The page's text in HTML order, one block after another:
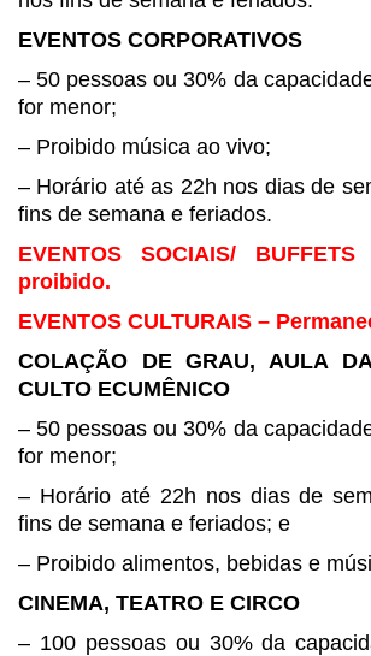
EVENTOS CORPORATIVOS
– 50 pessoas ou 30% da
for menor;
– Proibido música ao vivo;
– Horário até as 22h nos dias de
fins de semana e feriados.
EVENTOS SOCIAIS/ BUFFETS
proibido.
EVENTOS CULTURAIS –
COLAÇÃO DE GRAU, AULA DA
CULTO ECUMÊNICO
– 50 pessoas ou 30% da
for menor;
– Horário até 22h nos dias de
fins de semana e feriados; e
– Proibido alimentos, bebidas e
CINEMA, TEATRO E CIRCO
– 100 pessoas ou 30% da